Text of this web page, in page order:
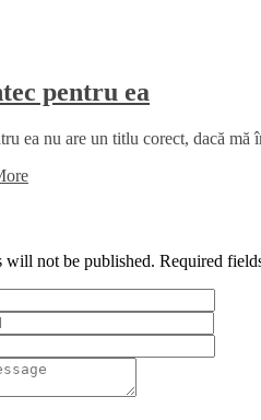
pentru ea
ea nu are un titlu corect, dacă mă
will not be published. Required